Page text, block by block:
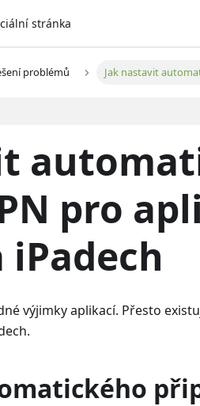
stránka
problémů Jak nastavit
pro
výjimky aplikací. Přesto